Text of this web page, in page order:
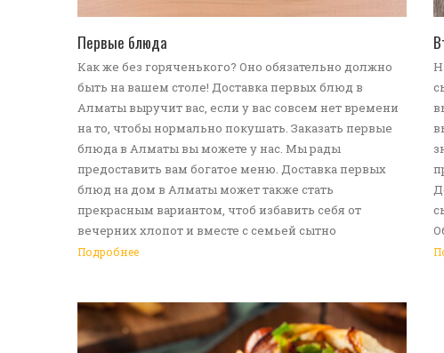
Первые блюда
Как же без горяченького? Оно обязательно должно
быть на вашем столе! Доставка первых блюд в
Алматы выручит вас, если у вас совсем нет времени
на то, чтобы нормально покушать. Заказать первые
блюда в Алматы вы можете у нас. Мы рады
предоставить вам богатое меню. Доставка первых
блюд на дом в Алматы может также стать
прекрасным вариантом, чтоб избавить себя от
вечерних хлопот и вместе с семьей сытно
поужинать. Доставка еды в Алматы - идеальное
Подробнее
в